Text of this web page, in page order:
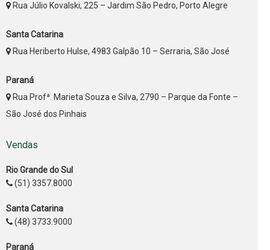
Rua Júlio Kovalski, 225 – Jardim São Pedro, Porto Alegre
Santa Catarina
Rua Heriberto Hulse, 4983 Galpão 10 – Serraria, São José
Paraná
Rua Profª. Marieta Souza e Silva, 2790 – Parque da Fonte –
São José dos Pinhais
Vendas
Rio Grande do Sul
(51) 3357.8000
Santa Catarina
(48) 3733.9000
Paraná